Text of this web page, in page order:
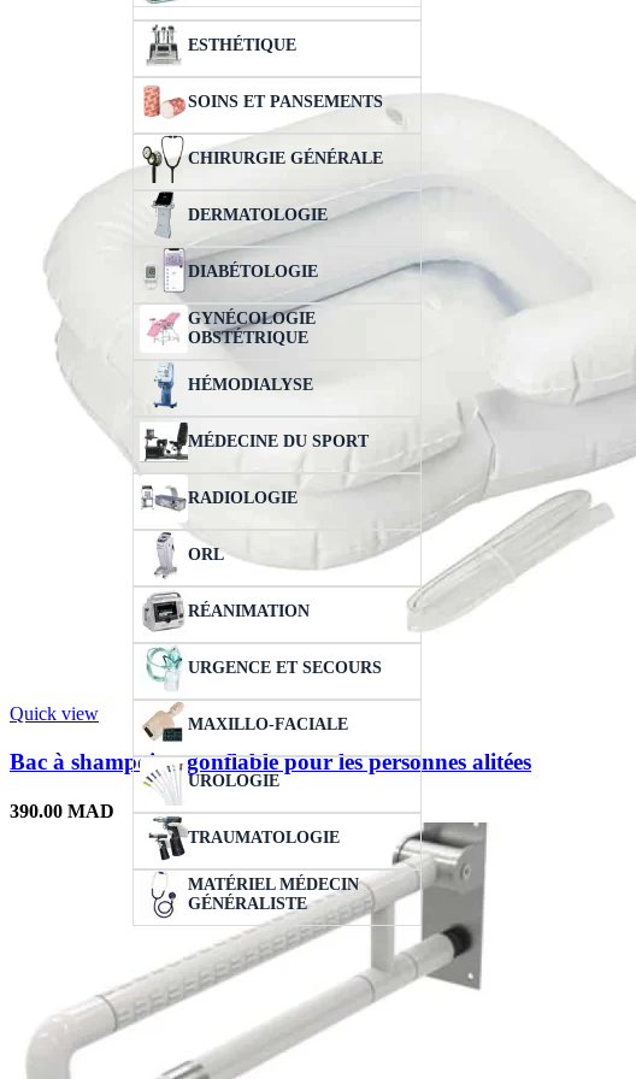
ESTHÉTIQUE
SOINS ET PANSEMENTS
CHIRURGIE GÉNÉRALE
DERMATOLOGIE
DIABÉTOLOGIE
GYNÉCOLOGIE
OBSTÉTRIQUE
HÉMODIALYSE
MÉDECINE DU SPORT
RADIOLOGIE
ORL
RÉANIMATION
URGENCE ET SECOURS
MAXILLO-FACIALE
UROLOGIE
TRAUMATOLOGIE
MATÉRIEL MÉDECIN
GÉNÉRALISTE
Quick view
Bac à shampoing gonflable pour les personnes alitées
390.00 MAD